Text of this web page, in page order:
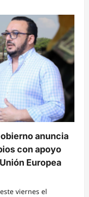
anuncia
con apoyo
Europea
viernes el